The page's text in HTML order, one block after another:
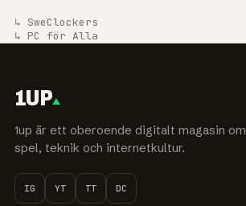
↳ SweClockers
↳ PC för Alla
1UP
1up är ett oberoende digitalt magasin om
spel, teknik och internetkultur.
IG YT TT DC